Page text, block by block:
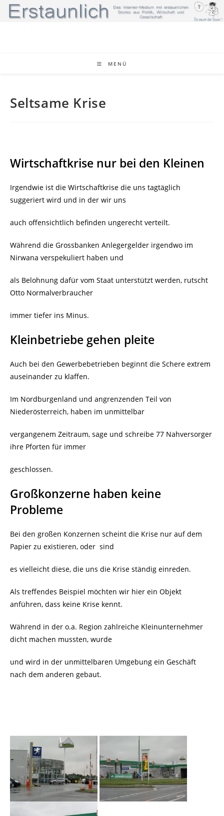
Zum
Inhalt
MENÜ
Seltsame Krise
Wirtschaftkrise nur bei den Kleinen
Irgendwie ist die Wirtschaftkrise die uns tagtäglich
suggeriert wird und in der wir uns
auch offensichtlich befinden ungerecht verteilt.
Während die Grossbanken Anlegergelder irgendwo im
Nirwana verspekuliert haben und
als Belohnung dafür vom Staat unterstützt werden, rutscht
Otto Normalverbraucher
immer tiefer ins Minus.
Kleinbetriebe gehen pleite
Auch bei den Gewerbebetrieben beginnt die Schere extrem
auseinander zu klaffen.
Im Nordburgenland und angrenzenden Teil von
Niederösterreich, haben im unmittelbar
vergangenem Zeitraum, sage und schreibe 77 Nahversorger
ihre Pforten für immer
geschlossen.
Großkonzerne haben keine
Probleme
Bei den großen Konzernen scheint die Krise nur auf dem
Papier zu existieren, oder sind
es vielleicht diese, die uns die Krise ständig einreden.
Als treffendes Beispiel möchten wir hier ein Objekt
anführen, dass keine Krise kennt.
Während in der o.a. Region zahlreiche Kleinunternehmer
dicht machen mussten, wurde
und wird in der unmittelbaren Umgebung ein Geschäft
nach dem anderen gebaut.